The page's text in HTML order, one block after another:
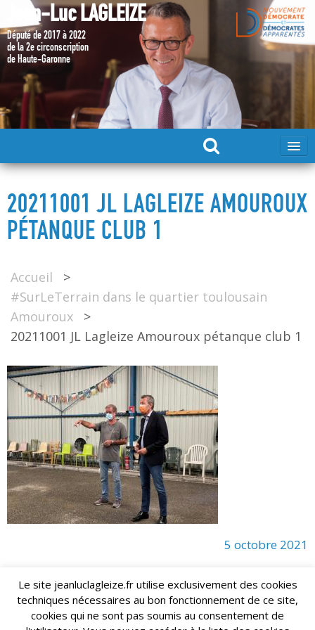
Jean-Luc LAGLEIZE
Député de 2017 à 2022
de la 2e circonscription
de Haute-Garonne
MA CANDIDATURE 2024
MES ACTIONS 2017 – 2022
20211001 JL LAGLEIZE AMOUROUX
PÉTANQUE CLUB 1
Accueil
>
#SurLeTerrain dans le quartier toulousain
Amouroux
>
20211001 JL Lagleize Amouroux pétanque club 1
5 octobre 2021
Jean-Luc LAGLEIZE - e-mail : lagleize2024@gmail.com
Le site jeanluclagleize.fr utilise exclusivement des cookies
techniques nécessaires au bon fonctionnement de ce site,
cookies qui ne sont pas soumis au consentement de